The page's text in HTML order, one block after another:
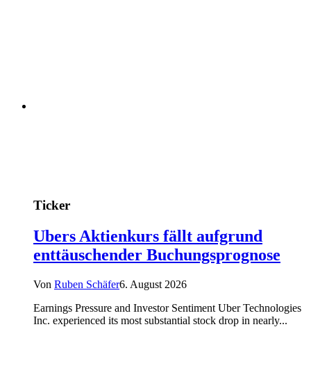
Ticker
Ubers Aktienkurs fällt aufgrund
enttäuschender Buchungsprognose
Von Ruben Schäfer6. August 2026
Earnings Pressure and Investor Sentiment Uber Technologies
Inc. experienced its most substantial stock drop in nearly...